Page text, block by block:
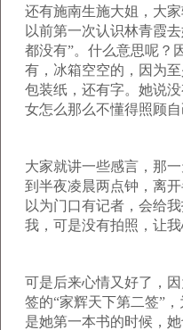
还有施南生施大姐，大
以前第一次认识林青霞
都没有”。什么意思呢？
有，冰箱空空的，因为
包装纸，还有字。她说
女怎么那么不懂得照顾自
大家就讲一些感言，那
到半夜凌晨两点钟，离
以为门口有记者，会给
我，可是没有拍照，让我
可是后来心情又好了，
签的“家辉天下第二签”
是她第一本书的时候，